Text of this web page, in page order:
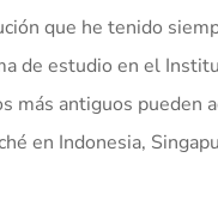
que he tenido
de estudio en el
más antiguos pueden
en Indonesia,